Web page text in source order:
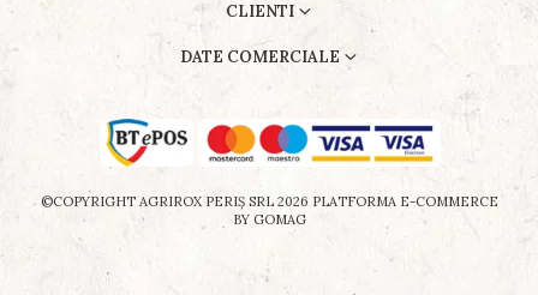
CLIENTI
DATE COMERCIALE
©COPYRIGHT AGRIROX PERIŞ SRL 2026 PLATFORMA E-COMMERCE
BY GOMAG